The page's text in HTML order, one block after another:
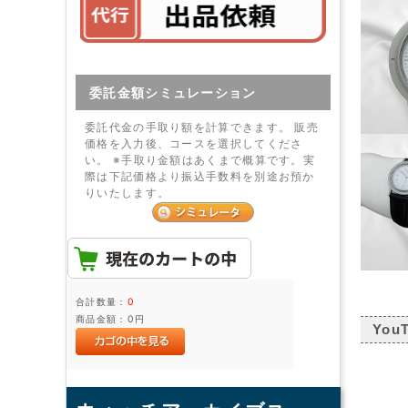
委託金額シミュレーション
委託代金の手取り額を計算できます。 販売
価格を入力後、コースを選択してくださ
い。 ※手取り金額はあくまで概算です。実
際は下記価格より振込手数料を別途お預か
りいたします。
合計数量： 0
商品金額： 0円